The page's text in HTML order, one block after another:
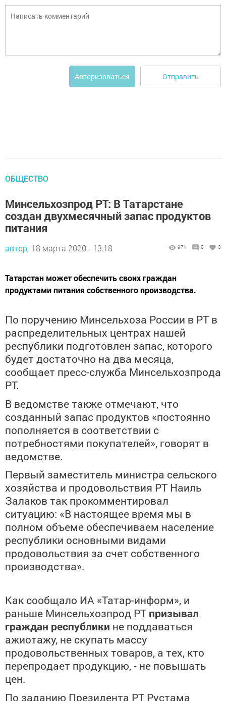
Авторизоваться Отправить
ОБЩЕСТВО
Минсельхозпрод РТ: В Татарстане
создан двухмесячный запас продуктов
питания
автор, 18 марта 2020 - 13:18 971 0 0
Татарстан может обеспечить своих граждан
продуктами питания собственного производства.
По поручению Минсельхоза России в РТ в
распределительных центрах нашей
республики подготовлен запас, которого
будет достаточно на два месяца,
сообщает пресс-служба Минсельхозпрода
РТ.
В ведомстве также отмечают, что
созданный запас продуктов «постоянно
пополняется в соответствии с
потребностями покупателей», говорят в
ведомстве.
Первый заместитель министра сельского
хозяйства и продовольствия РТ Наиль
Залаков так прокомментировал
ситуацию: «В настоящее время мы в
полном объеме обеспечиваем население
республики основными видами
продовольствия за счет собственного
производства».
Как сообщало ИА «Татар-информ», и
раньше Минсельхозпрод РТ призывал
граждан республики не поддаваться
ажиотажу, не скупать массу
продовольственных товаров, а тех, кто
перепродает продукцию, - не повышать
цен.
По заданию Президента РТ Рустама